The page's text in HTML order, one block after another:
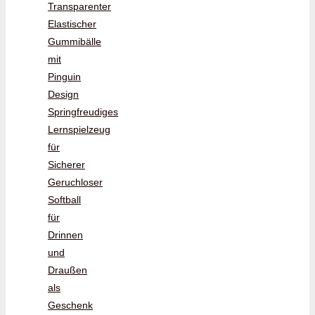
Transparenter
Elastischer
Gummibälle
mit
Pinguin
Design
Springfreudiges
Lernspielzeug
für
Sicherer
Geruchloser
Softball
für
Drinnen
und
Draußen
als
Geschenk